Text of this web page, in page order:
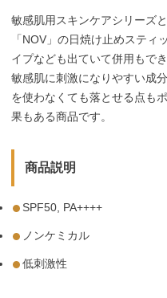
敏感肌用スキンケアシリーズ
「NOV」の日焼け止めスティ
イプなども出ていて併用もで
敏感肌に刺激になりやすい成
を使わなくても落とせる点も
果もある商品です。
商品説明
SPF50, PA++++
ノンケミカル
低刺激性